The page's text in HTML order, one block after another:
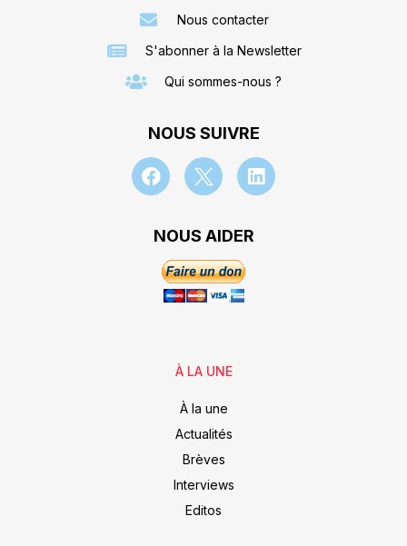
Nous contacter
S'abonner à la Newsletter
Qui sommes-nous ?
NOUS SUIVRE
NOUS AIDER
À LA UNE
À la une
Actualités
Brèves
Interviews
Editos